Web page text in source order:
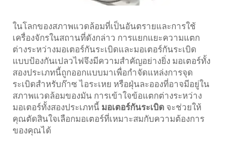
ในโลกของสภาพแวดล้อมที่เป็นอันตรายและการใช้
เครื่องจักรในสถานที่ดังกล่าว การแยกแยะความแตก
ต่างระหว่างมอเตอร์กันระเบิดและมอเตอร์กันระเบิด
แบบป้องกันเปลวไฟจึงมีความสำคัญอย่างยิ่ง มอเตอร์ทั้ง
สองประเภทนี้ถูกออกแบบมาเพื่อกำจัดแหล่งการจุด
ระเบิดสำหรับก๊าซ ไอระเหย หรือฝุ่นละอองที่อาจมีอยู่ใน
สภาพแวดล้อมของมัน การเข้าใจข้อแตกต่างระหว่าง
มอเตอร์ทั้งสองประเภทนี้ มอเตอร์กันระเบิด จะช่วยให้
คุณตัดสินใจเลือกมอเตอร์ที่เหมาะสมกับความต้องการ
ของคุณได้